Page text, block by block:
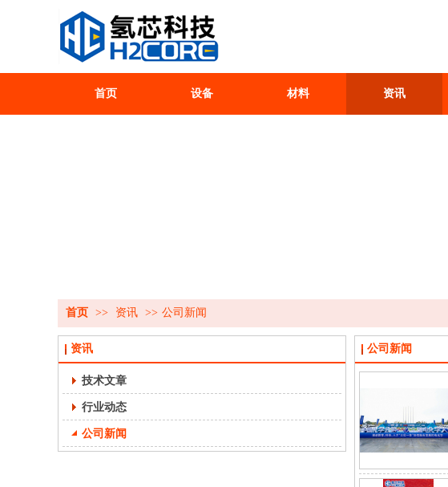
首页 设备 材料 资讯
首页 >> 资讯 >> 公司新闻
资讯
技术文章
行业动态
公司新闻
公司新闻